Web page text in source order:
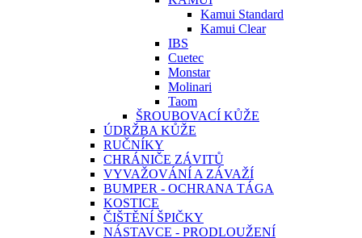
Kamui Standard
Kamui Clear
IBS
Cuetec
Monstar
Molinari
Taom
ŠROUBOVACÍ KŮŽE
ÚDRŽBA KŮŽE
RUČNÍKY
CHRÁNIČE ZÁVITŮ
VYVAŽOVÁNÍ A ZÁVAŽÍ
BUMPER - OCHRANA TÁGA
KOSTICE
ČIŠTĚNÍ ŠPIČKY
NÁSTAVCE - PRODLOUŽENÍ